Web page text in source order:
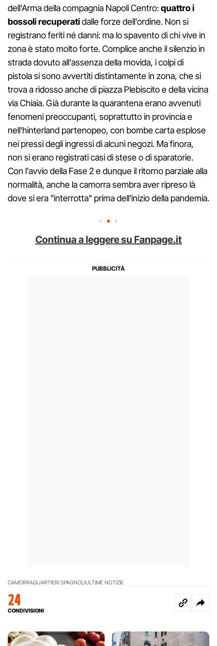
dell'Arma della compagnia Napoli Centro:quattro i
bossoli recuperatidalle forze dell'ordine. Non si
registrano feriti né danni: ma lo spavento di chi vive in
zona è stato molto forte. Complice anche il silenzio in
strada dovuto all'assenza della movida, i colpi di
pistola si sono avvertiti distintamente in zona, che si
trova a ridosso anche di piazza Plebiscito e della vicina
via Chiaia. Già durante la quarantena erano avvenuti
fenomeni preoccupanti, soprattutto in provincia e
nell'hinterland partenopeo, con bombe carta esplose
nei pressi degli ingressi di alcuni negozi. Ma finora,
non si erano registrati casi di stese o di sparatorie.
Con l'avvio della Fase 2 e dunque il ritorno parziale alla
normalità, anche la camorra sembra aver ripreso là
dove si era "interrotta" prima dell'inizio della pandemia.
Continua a leggere su Fanpage.it
CAMORRAQUARTIERI SPAGNOLIULTIME NOTIZIE
24
CONDIVISIONI